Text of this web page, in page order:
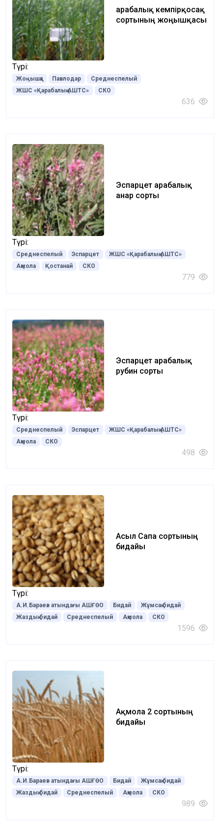
Қарабалық кемпірқосақ
сортының жоңышқасы
Түрі:
Жоңышқа Павлодар
Среднеспелый
ЖШС «Қарабалық АШТС»
СКО
636
Эспарцет Қарабалық
анар сорты
Түрі:
Среднеспелый Эспарцет
ЖШС «Қарабалық АШТС»
Ақмола
Қостанай СКО
779
Эспарцет Қарабалық
рубин сорты
Түрі:
Среднеспелый Эспарцет
ЖШС «Қарабалық АШТС»
Ақмола
СКО
498
Асыл Сапа сортының
бидайы
Түрі:
А.И.Бараев атындағы АШҒӨО Бидай
Жұмсақ бидай
Жаздық бидай
Среднеспелый Ақмола СКО
1596
Ақмола 2 сортының
бидайы
Түрі:
А.И.Бараев атындағы АШҒӨО Бидай
Жұмсақ бидай
Жаздық бидай
Среднеспелый Ақмола СКО
989